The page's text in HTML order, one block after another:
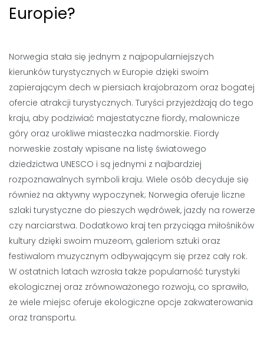
Europie?
Norwegia stała się jednym z najpopularniejszych
kierunków turystycznych w Europie dzięki swoim
zapierającym dech w piersiach krajobrazom oraz bogatej
ofercie atrakcji turystycznych. Turyści przyjeżdżają do tego
kraju, aby podziwiać majestatyczne fiordy, malownicze
góry oraz urokliwe miasteczka nadmorskie. Fiordy
norweskie zostały wpisane na listę światowego
dziedzictwa UNESCO i są jednymi z najbardziej
rozpoznawalnych symboli kraju. Wiele osób decyduje się
również na aktywny wypoczynek; Norwegia oferuje liczne
szlaki turystyczne do pieszych wędrówek, jazdy na rowerze
czy narciarstwa. Dodatkowo kraj ten przyciąga miłośników
kultury dzięki swoim muzeom, galeriom sztuki oraz
festiwalom muzycznym odbywającym się przez cały rok.
W ostatnich latach wzrosła także popularność turystyki
ekologicznej oraz zrównoważonego rozwoju, co sprawiło,
że wiele miejsc oferuje ekologiczne opcje zakwaterowania
oraz transportu.